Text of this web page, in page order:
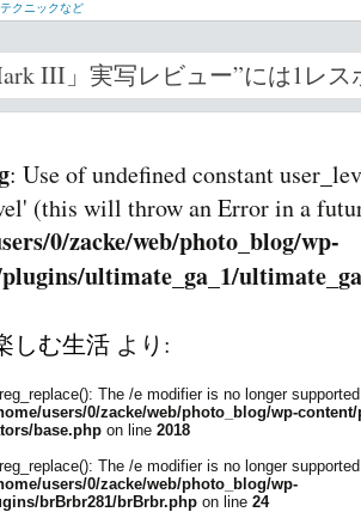
クニックなど
III」実写レビュー”には1レス
: Use of undefined constant
(this will throw an Error in a
0/zacke/web/photo_blog/wp-
ultimate_ga_1/
しむ生活 より:
The /e modifier is no longer
users/0/zacke/web/photo_blog/wp-
base.php on line 2018
The /e modifier is no longer
users/0/zacke/web/photo_blog/wp-
brBrbr281/brBrbr.php on line 24